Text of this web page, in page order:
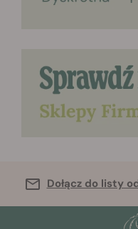
Dołącz do listy